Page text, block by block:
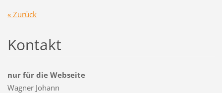
« Zurück
Kontakt
nur für die Webseite
Wagner Johann